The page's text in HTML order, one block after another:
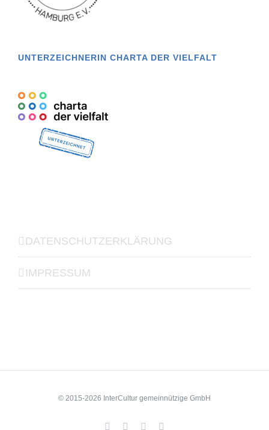
UNTERZEICHNERIN CHARTA DER VIELFALT
DATENSCHUTZERKLÄRUNG
IMPRESSUM
© 2015-2026 InterCultur gemeinnützige GmbH
FacebookYouTubeLinkedIn